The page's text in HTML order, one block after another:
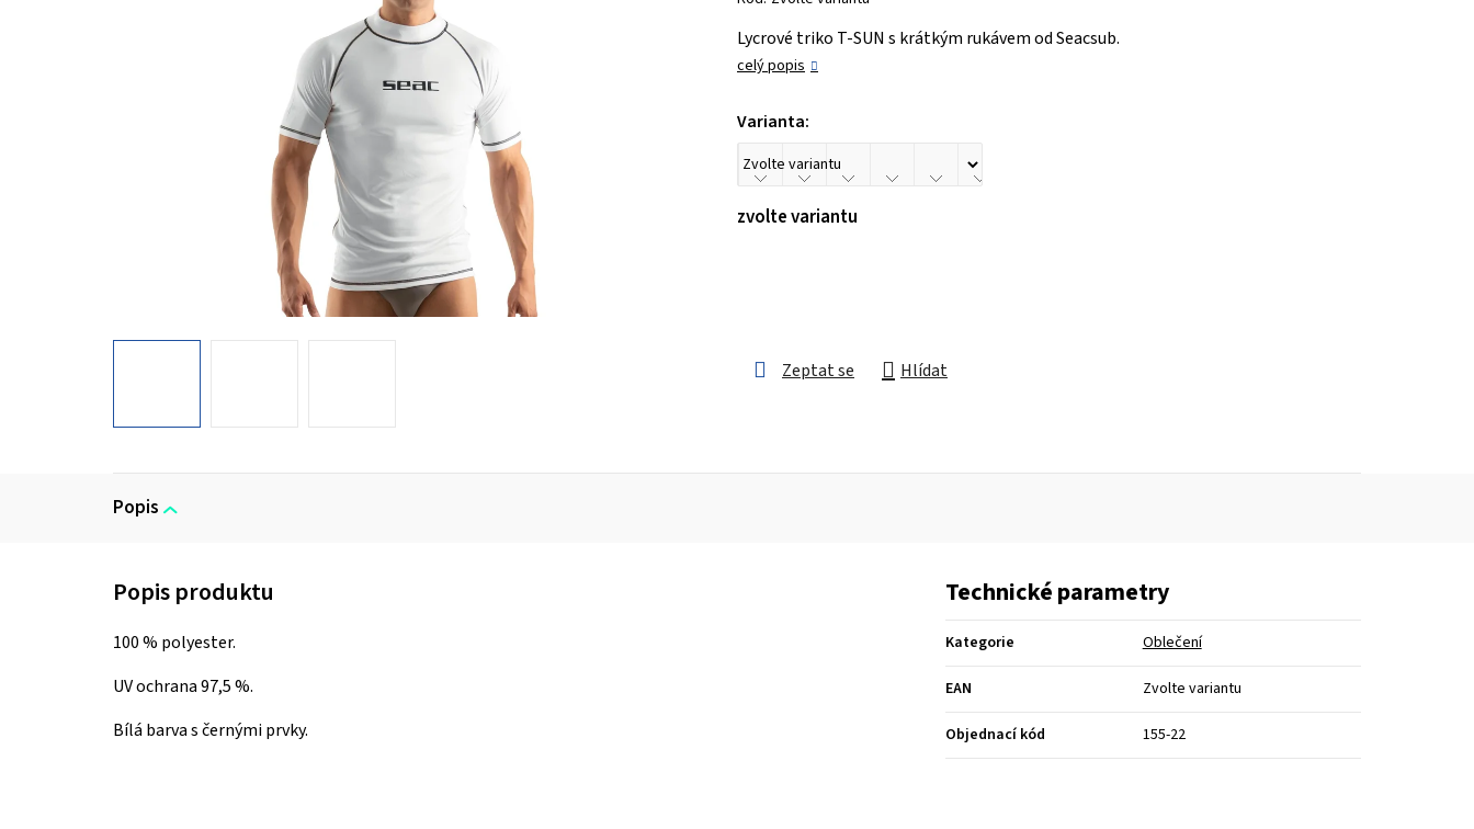
0,0
z 5
Lycrové triko T-SUN s krátkým rukávem od Seacsub.
celý popis
Varianta:
zvolte variantu
Zeptat se Hlídat
Popis
100 % polyester.
UV ochrana 97,5 %.
Bílá barva s černými prvky.
Technické parametry
Kategorie Oblečení
EAN Zvolte variantu
Objednací kód 155-22